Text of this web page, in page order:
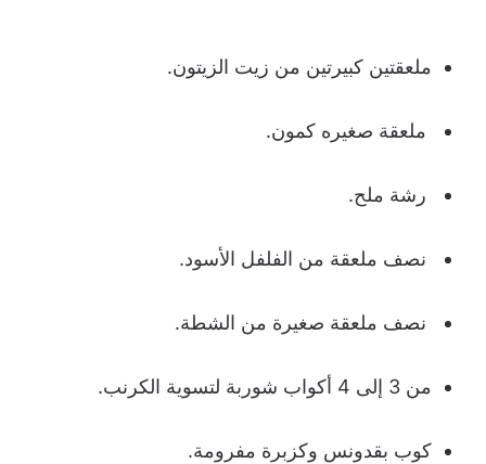
ملعقتين كبيرتين من زيت الزيتون.
ملعقة صغيره كمون.
رشة ملح.
نصف ملعقة من الفلفل الأسود.
نصف ملعقة صغيرة من الشطة.
من 3 إلى 4 أكواب شوربة لتسوية الكرنب.
كوب بقدونس وكزبرة مفرومة.